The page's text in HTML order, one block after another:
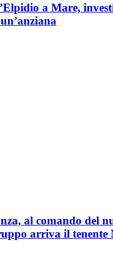
a Mare,
al comando del
arriva il tenente